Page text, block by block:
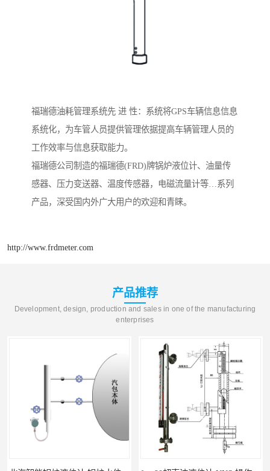
福瑞德油耗管理系统先 进 性：系统将GPS车辆信息信息
系统化，为车管人员提供管理依据提高车辆管理人员的
工作效率与信息获取能力。
福瑞德公司制造的福瑞德(FRD)牌锅炉液位计、油量传
感器、压力变送器、温度传感器，电磁流量计等…系列
产品，深受国内外广大用户的欢迎和青睐。
http://www.frdmeter.com
产品推荐
Development, design, production and sales in one of the manufacturing
enterprises